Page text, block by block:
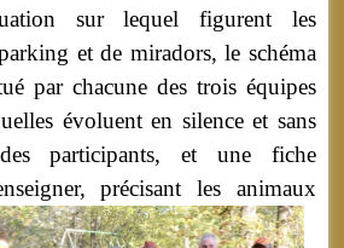
sur lequel figurent les
et de miradors, le schéma
par chacune des trois équipes
évoluent en silence et sans
participants, et une fiche
précisant les animaux